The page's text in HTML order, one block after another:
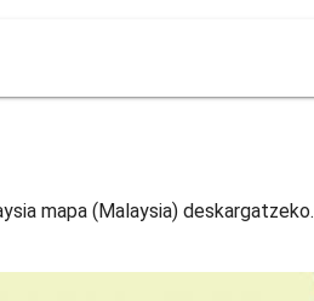
mapa (Malaysia) deskargatzeko.